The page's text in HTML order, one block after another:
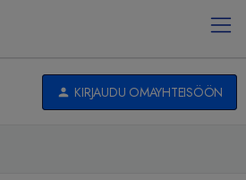
KIRJAUDU OMAYHTEISÖÖN